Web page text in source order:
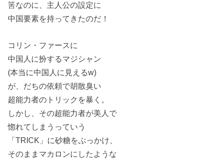
筈なのに、主人公の設定に
中国要素を持ってきたのだ！
コリン・ファースに
中国人に扮するマジシャン
(本当に中国人に見えるw)
が、だちの依頼で胡散臭い
超能力者のトリックを暴く。
しかし、その超能力者が美人で
惚れてしまうっていう
「TRICK」に砂糖をぶっかけ、
そのままマカロンにしたような